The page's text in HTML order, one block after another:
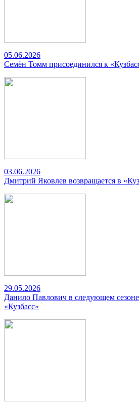
05.06.2026
Семён Томм присоединился к
03.06.2026
Дмитрий Яковлев возвращается в
29.05.2026
Данило Павлович в следующем сезоне
«Кузбасс»